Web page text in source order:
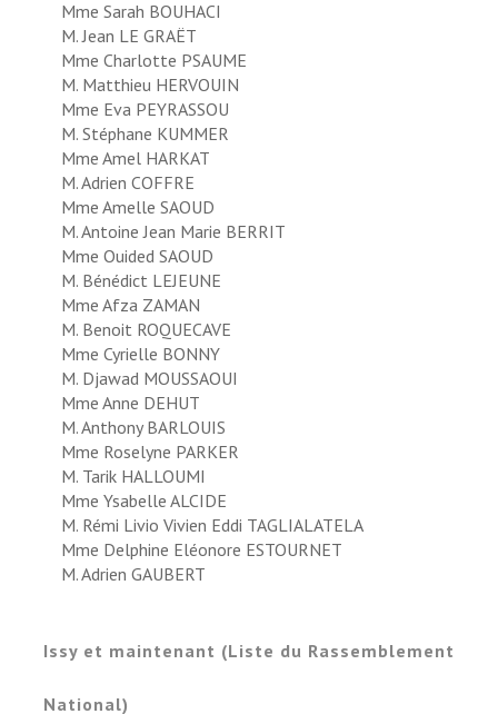
Mme Sarah BOUHACI
M. Jean LE GRAËT
Mme Charlotte PSAUME
M. Matthieu HERVOUIN
Mme Eva PEYRASSOU
M. Stéphane KUMMER
Mme Amel HARKAT
M. Adrien COFFRE
Mme Amelle SAOUD
M. Antoine Jean Marie BERRIT
Mme Ouided SAOUD
M. Bénédict LEJEUNE
Mme Afza ZAMAN
M. Benoit ROQUECAVE
Mme Cyrielle BONNY
M. Djawad MOUSSAOUI
Mme Anne DEHUT
M. Anthony BARLOUIS
Mme Roselyne PARKER
M. Tarik HALLOUMI
Mme Ysabelle ALCIDE
M. Rémi Livio Vivien Eddi TAGLIALATELA
Mme Delphine Eléonore ESTOURNET
M. Adrien GAUBERT
Issy et maintenant (Liste du Rassemblement
National)